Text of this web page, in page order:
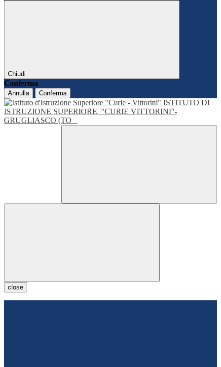
Chiudi
Conferma
Annulla Conferma
ISTITUTO DI
ISTRUZIONE SUPERIORE "CURIE VITTORINI"-
GRUGLIASCO (TO
close